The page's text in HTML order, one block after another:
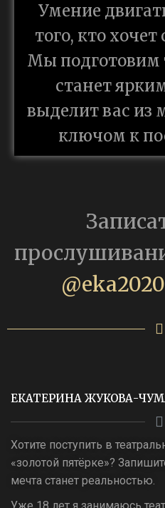
Умение
того, кто
Мы подготовим
станет
выделит вас из
ключом к
@eka2020
ЕКАТЕРИНА ЖУКОВА-
Хотите поступить в
«золотой пятёрке»?
мечта станет реальностью.